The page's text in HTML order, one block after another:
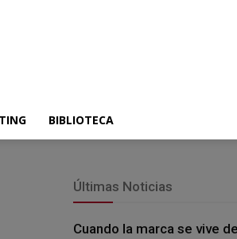
BIBLIOTECA
Últimas Noticias
Cuando la marca se vive